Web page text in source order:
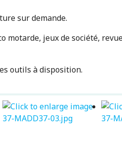
sur demande.
motarde, jeux de société,
outils à disposition.